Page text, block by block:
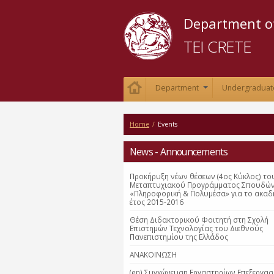
Department
TEI CRETE
Department
Home / Events
News - Announcements
Προκήρυξη νέων θέσεων (4ος Κύκλος)
Μεταπτυχιακού Προγράμματος Σπουδών
«Πληροφορική & Πολυμέσα» για το
έτος 2015-2016
Θέση Διδακτορικού Φοιτητή στη Σχολή
Επιστημών Τεχνολογίας του Διεθνούς
Πανεπιστημίου της Ελλάδος
ΑΝΑΚΟΙΝΩΣΗ